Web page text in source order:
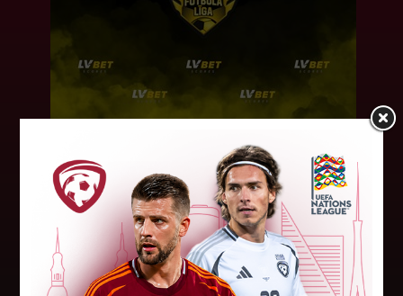
"LV Bet" kļūst par 1. līgas un
Latvijas kausa titulsponsoru
Latvijas Futbola federācija (LFF) izziņo, ka par
Latvijas 1. līgas čempionāta un Latvijas kausa
izcīņas vīriešiem titulsponsoru uz nākamajiem
trim gadiem kļuvis sporta...